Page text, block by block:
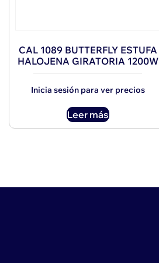
CAL 1089 BUTTERFLY ESTUFA
HALOJENA GIRATORIA 1200W
Inicia sesión para ver precios
Leer más